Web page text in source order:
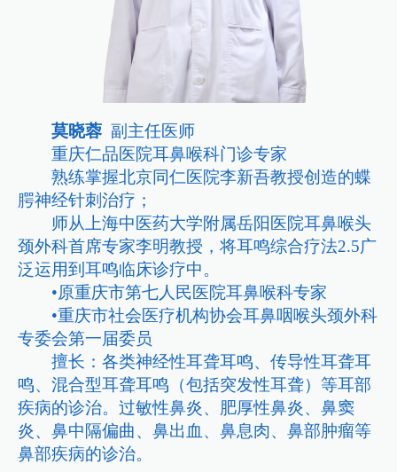
莫晓蓉 副主任医师
重庆仁品医院耳鼻喉科门诊专家
熟练掌握北京同仁医院李新吾教授创造的蝶
腭神经针刺治疗；
师从上海中医药大学附属岳阳医院耳鼻喉头
颈外科首席专家李明教授，将耳鸣综合疗法2.5广
泛运用到耳鸣临床诊疗中。
•原重庆市第七人民医院耳鼻喉科专家
•重庆市社会医疗机构协会耳鼻咽喉头颈外科
专委会第一届委员
擅长：各类神经性耳聋耳鸣、传导性耳聋耳
鸣、混合型耳聋耳鸣（包括突发性耳聋）等耳部
疾病的诊治。过敏性鼻炎、肥厚性鼻炎、鼻窦
炎、鼻中隔偏曲、鼻出血、鼻息肉、鼻部肿瘤等
鼻部疾病的诊治。